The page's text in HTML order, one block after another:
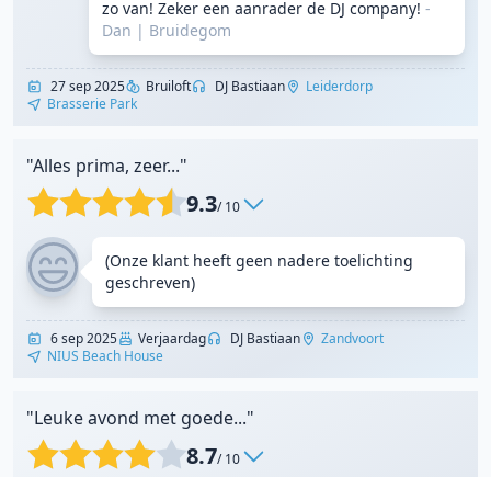
zo van! Zeker een aanrader de DJ company! -
Dan | Bruidegom
27 sep 2025 Bruiloft DJ Bastiaan
Leiderdorp
Brasserie Park
"Alles prima, zeer..."
9.3/ 10
(Onze klant heeft geen nadere toelichting
geschreven)
6 sep 2025 Verjaardag DJ Bastiaan
Zandvoort
NIUS Beach House
"Leuke avond met goede..."
8.7/ 10